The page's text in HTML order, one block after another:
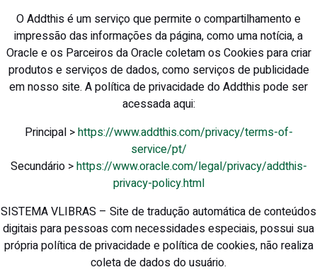
O Addthis é um serviço que permite o compartilhamento e
impressão das informações da página, como uma notícia, a
Oracle e os Parceiros da Oracle coletam os Cookies para criar
produtos e serviços de dados, como serviços de publicidade
em nosso site. A política de privacidade do Addthis pode ser
acessada aqui:
Principal >https://www.addthis.com/privacy/terms-of-
service/pt/
Secundário >https://www.oracle.com/legal/privacy/addthis-
privacy-policy.html
SISTEMA VLIBRAS – Site de tradução automática de conteúdos
digitais para pessoas com necessidades especiais, possui sua
própria política de privacidade e política de cookies, não realiza
coleta de dados do usuário.